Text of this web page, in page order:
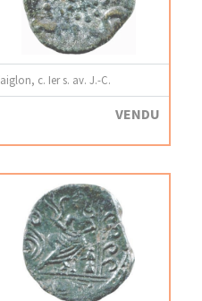
c. Ier s. av. J.-C.
VENDU